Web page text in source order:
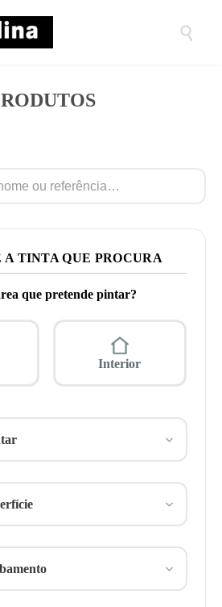

A TINTA QUE PROCURA
que pretende pintar?
Interior